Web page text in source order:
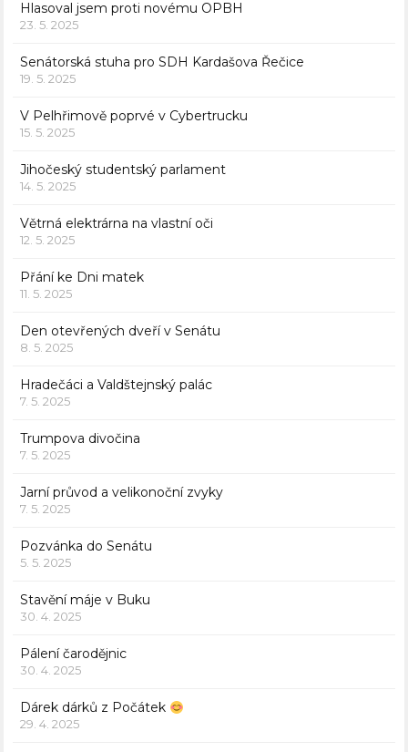
Hlasoval jsem proti novému OPBH
23. 5. 2025
Senátorská stuha pro SDH Kardašova Řečice
19. 5. 2025
V Pelhřimově poprvé v Cybertrucku
15. 5. 2025
Jihočeský studentský parlament
14. 5. 2025
Větrná elektrárna na vlastní oči
12. 5. 2025
Přání ke Dni matek
11. 5. 2025
Den otevřených dveří v Senátu
8. 5. 2025
Hradečáci a Valdštejnský palác
7. 5. 2025
Trumpova divočina
7. 5. 2025
Jarní průvod a velikonoční zvyky
7. 5. 2025
Pozvánka do Senátu
5. 5. 2025
Stavění máje v Buku
30. 4. 2025
Pálení čarodějnic
30. 4. 2025
Dárek dárků z Počátek
29. 4. 2025